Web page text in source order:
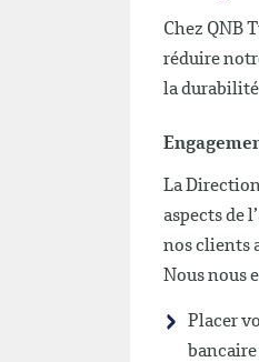
Chez QNB
réduire
la durabilité
La
aspects de
nos clients
Nous nous
Placer